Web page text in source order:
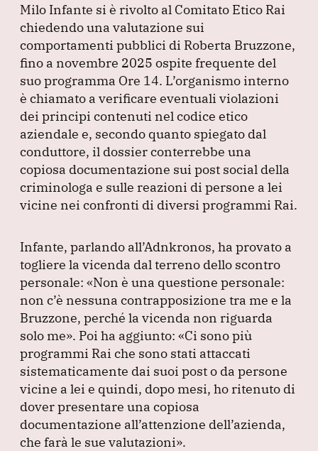
Milo Infante si è rivolto al Comitato Etico Rai
chiedendo una valutazione sui
comportamenti pubblici di Roberta Bruzzone,
fino a novembre 2025 ospite frequente del
suo programma Ore 14. L’organismo interno
è chiamato a verificare eventuali violazioni
dei principi contenuti nel codice etico
aziendale e, secondo quanto spiegato dal
conduttore, il dossier conterrebbe una
copiosa documentazione sui post social della
criminologa e sulle reazioni di persone a lei
vicine nei confronti di diversi programmi Rai.
Infante, parlando all’Adnkronos, ha provato a
togliere la vicenda dal terreno dello scontro
personale: «Non è una questione personale:
non c’è nessuna contrapposizione tra me e la
Bruzzone, perché la vicenda non riguarda
solo me». Poi ha aggiunto: «Ci sono più
programmi Rai che sono stati attaccati
sistematicamente dai suoi post o da persone
vicine a lei e quindi, dopo mesi, ho ritenuto di
dover presentare una copiosa
documentazione all’attenzione dell’azienda,
che farà le sue valutazioni».